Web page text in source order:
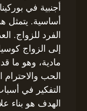
أجنبية في
أساسية. يتمثل
الفرد للزواج.
إلى الزواج
مادية، وهو ما
الحب والاحترام
التفكير في
الهدف هو بناء